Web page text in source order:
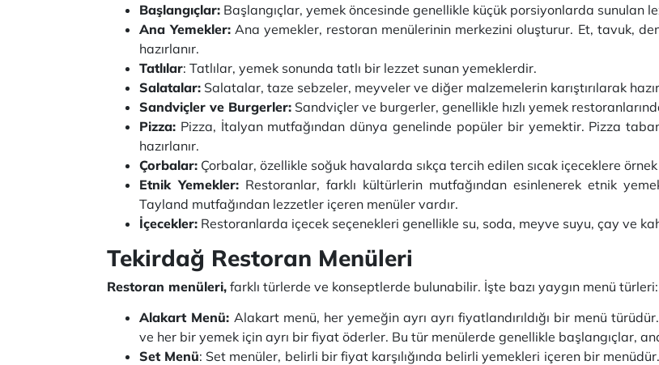
Başlangıçlar: Başlangıçlar, yemek öncesinde genellikle küçük porsiyonlarda sunulan
Ana Yemekler: Ana yemekler, restoran menülerinin merkezini oluşturur. Et, tavuk,
hazırlanır.
Tatlılar: Tatlılar, yemek sonunda tatlı bir lezzet sunan yemeklerdir.
Salatalar: Salatalar, taze sebzeler, meyveler ve diğer malzemelerin karıştırılarak
Sandviçler ve Burgerler: Sandviçler ve burgerler, genellikle hızlı yemek
Pizza: Pizza, İtalyan mutfağından dünya genelinde popüler bir yemektir. Pizza
hazırlanır.
Çorbalar: Çorbalar, özellikle soğuk havalarda sıkça tercih edilen sıcak içeceklere
Etnik Yemekler: Restoranlar, farklı kültürlerin mutfağından esinlenerek etnik
Tayland mutfağından lezzetler içeren menüler vardır.
İçecekler: Restoranlarda içecek seçenekleri genellikle su, soda, meyve suyu, çay ve
Tekirdağ Restoran Menüleri
Restoran menüleri, farklı türlerde ve konseptlerde bulunabilir. İşte bazı yaygın menü türleri:
Alakart Menü: Alakart menü, her yemeğin ayrı ayrı fiyatlandırıldığı bir menü
ve her bir yemek için ayrı bir fiyat öderler. Bu tür menülerde genellikle başlangıçlar,
Set Menü: Set menüler, belirli bir fiyat karşılığında belirli yemekleri içeren bir